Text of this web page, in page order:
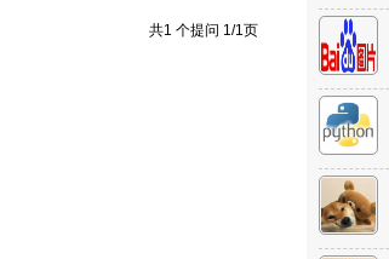
共1 个提问 1/1页